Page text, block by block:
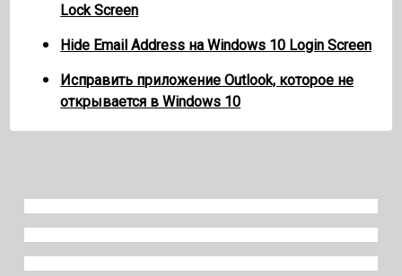
Lock Screen
Hide Email Address на Windows 10 Login Screen
Исправить приложение Outlook, которое не
открывается в Windows 10